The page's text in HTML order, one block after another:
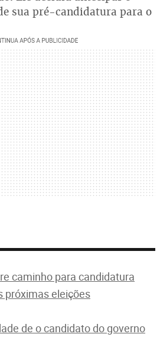
sua pré-candidatura para o
caminho para candidatura
próximas eleições
de o candidato do governo